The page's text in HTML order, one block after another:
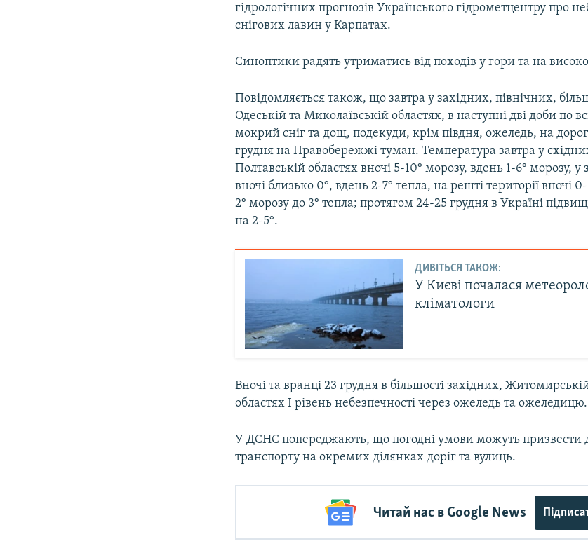
гідрологічних прогнозів Українського гідрометцентру про
снігових лавин у Карпатах.
Синоптики радять утриматись від походів у гори та на
Повідомляється також, що завтра у західних, північних,
Одеській та Миколаївській областях, в наступні дві доби по
мокрий сніг та дощ, подекуди, крім півдня, ожеледь, на
грудня на Правобережжі туман. Температура завтра у
Полтавській областях вночі 5-10° морозу, вдень 1-6° морозу, у
вночі близько 0°, вдень 2-7° тепла, на решті території вночі
2° морозу до 3° тепла; протягом 24-25 грудня в Україні
на 2-5°.
ДИВІТЬСЯ ТАКОЖ:
У Києві почалася
кліматологи
Вночі та вранці 23 грудня в більшості західних,
областях І рівень небезпечності через ожеледь та ожеледицю.
У ДСНС попереджають, що погодні умови можуть призвести
транспорту на окремих ділянках доріг та вулиць.
Читай нас в Google News